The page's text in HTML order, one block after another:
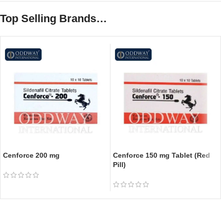
Top Selling Brands…
Cenforce 200 mg
Cenforce 150 mg Tablet (Red
Pill)